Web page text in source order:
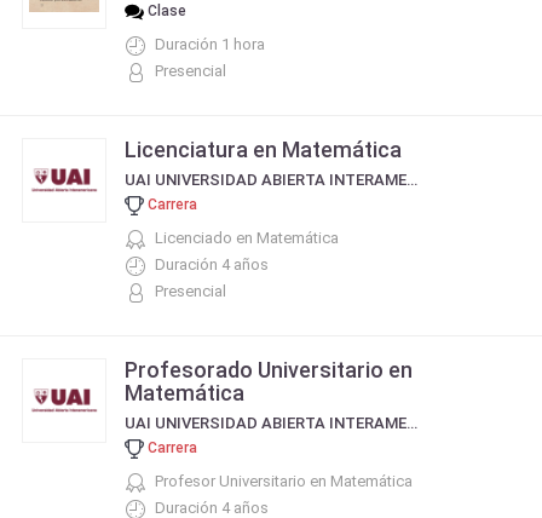
Clase
Duración 1 hora
Presencial
Licenciatura en Matemática
UAI UNIVERSIDAD ABIERTA INTERAMERICANA
Carrera
Licenciado en Matemática
Duración 4 años
Presencial
Profesorado Universitario en
Matemática
UAI UNIVERSIDAD ABIERTA INTERAMERICANA
Carrera
Profesor Universitario en Matemática
Duración 4 años